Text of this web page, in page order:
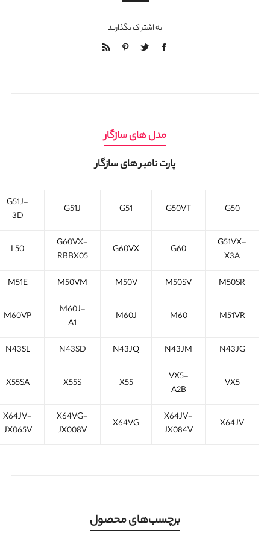
به اشتراک بگذارید
مدل های سازگار
پارت نامبر های سازگار
G50
G50VT
G51
G51J
G51J-
3D
G51VX-
X3A
G60
G60VX
G60VX-
RBBX05
L50
M50SR
M50SV
M50V
M50VM
M51E
M51VR
M60
M60J
M60J-
A1
M60VP
N43JG
N43JM
N43JQ
N43SD
N43SL
VX5
VX5-
A2B
X55
X55S
X55SA
X64JV
X64JV-
JX084V
X64VG
X64VG-
JX008V
X64JV-
JX065V
برچسب‌های محصول